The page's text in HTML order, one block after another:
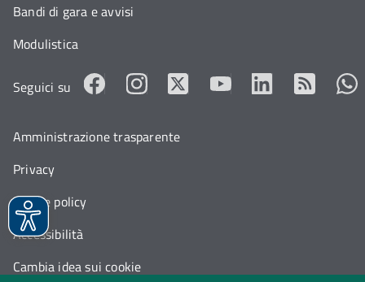
Bandi di gara e avvisi
Modulistica
Seguici su
Amministrazione trasparente
Privacy
Cookie policy
Accessibilità
Cambia idea sui cookie